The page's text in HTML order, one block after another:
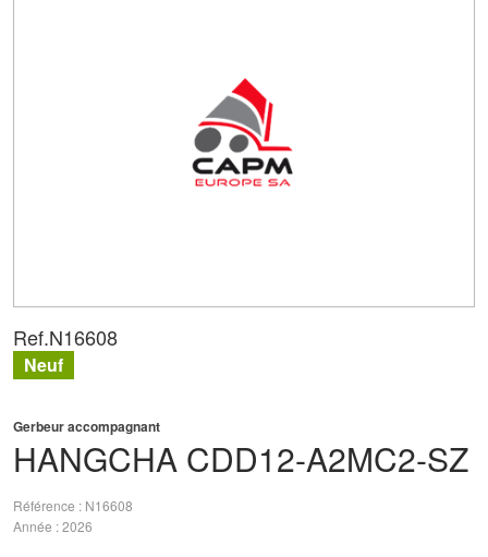
HANGCHA CDD12-A2MC2-SZ
Gerbeur accompagnant
Référence
N16608
Année 2026
Ref.N16608
Neuf